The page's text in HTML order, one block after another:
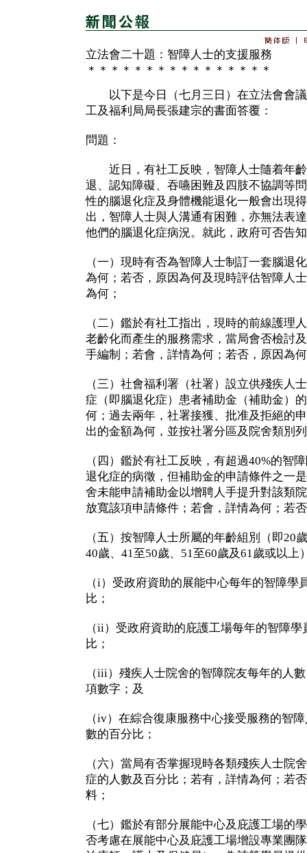
立法會二十題：智障人士的支援服務
＊＊＊＊＊＊＊＊＊＊＊＊＊＊＊＊
以下是今日（七月三日）在立法會會議
工及福利局局長張建宗的書面答覆：
問題：
近日，有社工反映，智障人士隨着年齡
退、認知障礙、吞嚥困難及四肢不協調等
性的腦退化症及身體機能退化一般會出現
出，智障人士與人溝通有困難，亦無法表
他們的腦退化症病況。就此，政府可否告
（一）現時有否為智障人士制訂一套腦退
為何；若否，原因為何及現時評估智障人
為何；
（二）鑑於有社工指出，現時的前線護理
老齡化而產生的服務需求，當局會否檢討
手編制；若會，詳情為何；若否，原因為
（三）社會福利署（社署）設立供殘疾人
症（即腦退化症）患者補助金（補助金）
何；過去兩年，社署接獲、批准及拒絕的
出的金額為何，並按社署分區及院舍類別
（四）鑑於有社工反映，有超過40%的智
退化症的病徵，但補助金的申請條件之一
舍未能申請補助金以增聘人手提升對該類
放寬該項申請條件；若會，詳情為何；若
（五）按智障人士所屬的年齡組別（即20
40歲、41至50歲、51至60歲及61歲或以上
（i）受政府資助的展能中心每年的智障學
比；
（ii）受政府資助的庇護工場每年的智障
比；
（iii）殘疾人士院舍的智障院友每年的人
項數字；及
（iv）在綜合復康服務中心接受服務的智
數的百分比；
（六）當局有否掌握現時各類殘疾人士院
症的人數及百分比；若有，詳情為何；若
料；
（七）鑑於有部分展能中心及庇護工場的
否考慮在展能中心及庇護工場增設專業團